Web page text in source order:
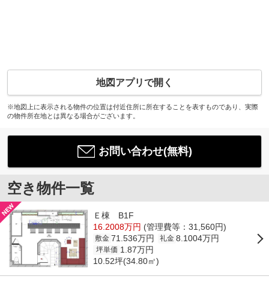
地図アプリで開く
※地図上に表示される物件の位置は付近住所に所在することを表すものであり、実際
の物件所在地とは異なる場合がございます。
お問い合わせ(無料)
空き物件一覧
Ｅ棟 B1F
16.2008万円 (管理費等：31,560円)
敷金 71.536万円 礼金 8.1004万円
坪単価 1.87万円
10.52坪(34.80㎡)